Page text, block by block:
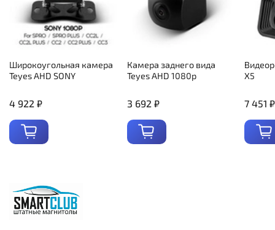
Широкоугольная камера
Teyes AHD SONY
4 922 ₽
Камера заднего вида
Teyes AHD 1080p
3 692 ₽
X5
7 451 ₽